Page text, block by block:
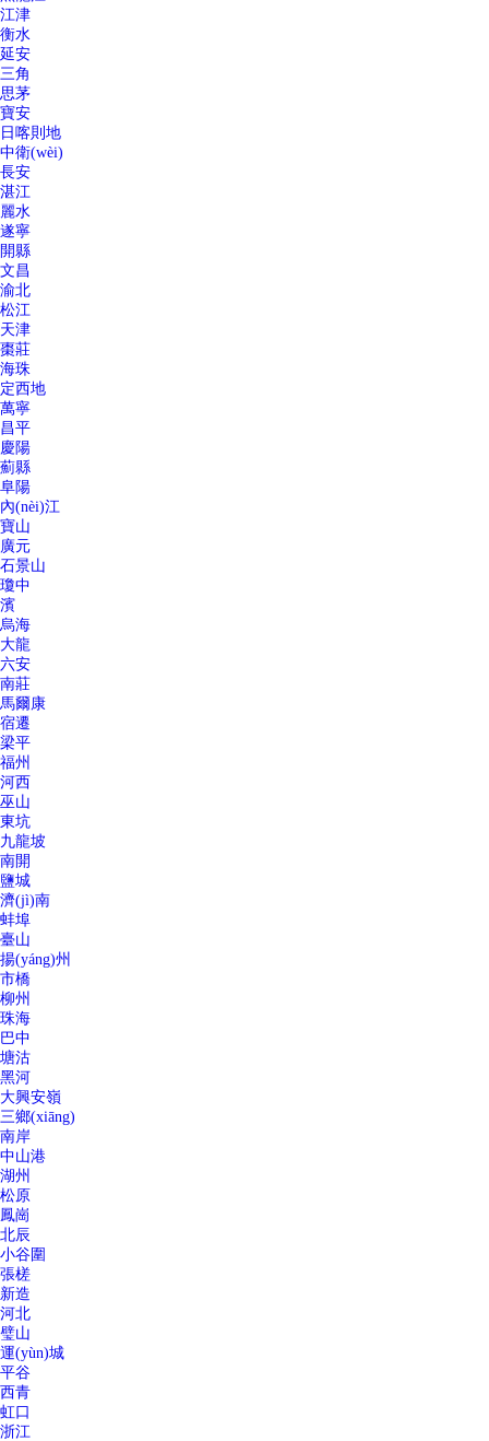
江津
衡水
延安
三角
思茅
寶安
日喀則地
中衛(wèi)
長安
湛江
麗水
遂寧
開縣
文昌
渝北
松江
天津
棗莊
海珠
定西地
萬寧
昌平
慶陽
薊縣
阜陽
內(nèi)江
寶山
廣元
石景山
瓊中
濱
烏海
大龍
六安
南莊
馬爾康
宿遷
梁平
福州
河西
巫山
東坑
九龍坡
南開
鹽城
濟(jì)南
蚌埠
臺山
揚(yáng)州
市橋
柳州
珠海
巴中
塘沽
黑河
大興安嶺
三鄉(xiāng)
南岸
中山港
湖州
松原
鳳崗
北辰
小谷圍
張槎
新造
河北
璧山
運(yùn)城
平谷
西青
虹口
浙江